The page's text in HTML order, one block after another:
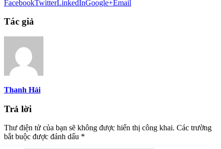
FacebookTwitterLinkedInGoogle+Email
Tác giả
Thanh Hải
Trả lời
Thư điện tử của bạn sẽ không được hiển thị công khai. Các trường
bắt buộc được đánh dấu *